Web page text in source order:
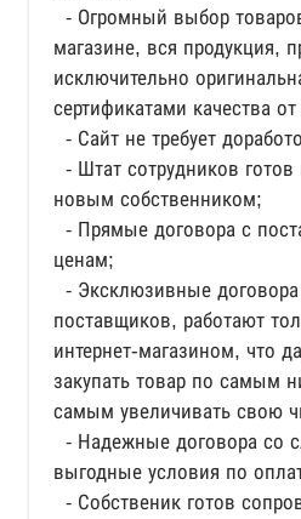
⁃ Огромный выбор
магазине, вся продукция,
исключительно
сертификатами качества
⁃ Сайт не требует
⁃ Штат сотрудников
новым собственником;
⁃ Прямые договора с
ценам;
⁃ Эксклюзивные
поставщиков, работают
интернет-магазином, что
закупать товар по самым
самым увеличивать свою
⁃ Надежные договора со
выгодные условия по
⁃ Собственик готов